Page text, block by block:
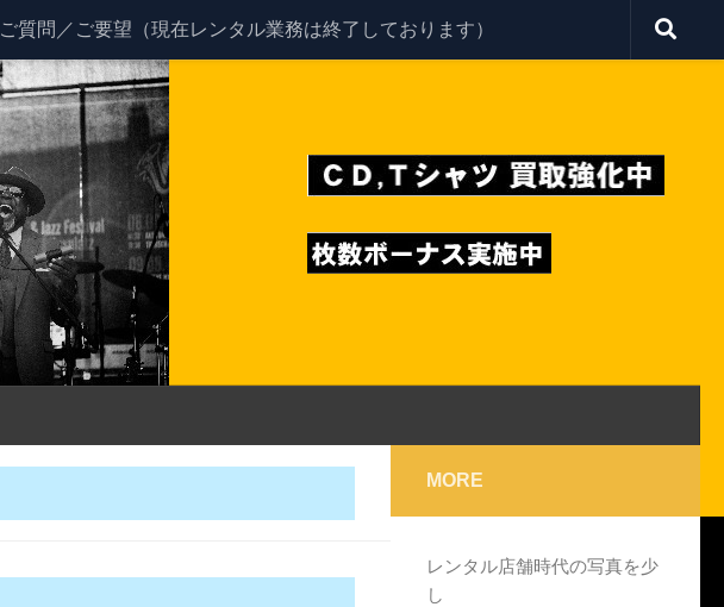
ご質問／ご要望（現在レンタル業務は終了しております）
MORE
レンタル店舗時代の写真を少
し